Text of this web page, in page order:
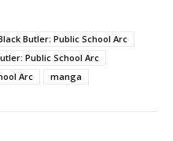
Butler: Public School Arc
Public School Arc
Arc
manga